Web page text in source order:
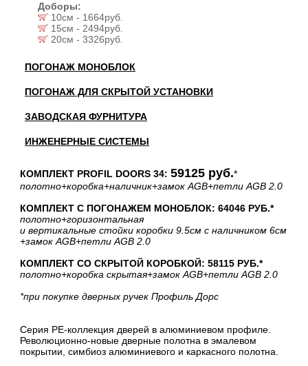
Доборы:
10см - 1664руб.
15см - 2494руб.
20см - 3326руб.
ПОГОНАЖ МОНОБЛОК
ПОГОНАЖ ДЛЯ СКРЫТОЙ УСТАНОВКИ
ЗАВОДСКАЯ ФУРНИТУРА
ИНЖЕНЕРНЫЕ СИСТЕМЫ
КОМПЛЕКТ PROFIL DOORS 34: 59125 руб.*
полотно+коробка+наличник+замок AGB+петли AGB 2.0
КОМПЛЕКТ С ПОГОНАЖЕМ МОНОБЛОК: 64046 РУБ.*
полотно+горизонтальная
и вертикальные стойки коробки 9.5см с наличником 6см
+замок AGB+петли AGB 2.0
КОМПЛЕКТ СО СКРЫТОЙ КОРОБКОЙ: 58115 РУБ.*
полотно+коробка скрытая+замок AGB+петли AGB 2.0
*при покупке дверных ручек Профиль Дорс
Серия PE-коллекция дверей в алюминиевом профиле.
Революционно-новые дверные полотна в эмалевом
покрытии, симбиоз алюминиевого и каркасного полотна.